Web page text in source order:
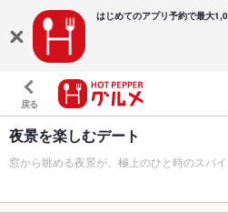
はじめてのアプリ予約で最大
戻る
夜景を楽しむデート
窓から眺める夜景が、極上のひと時のスパ